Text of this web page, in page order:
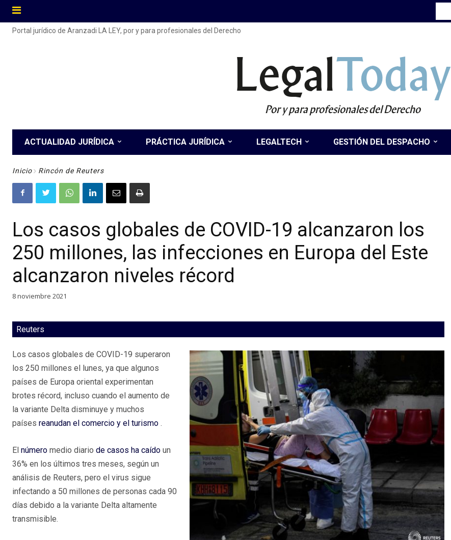
Portal jurídico de Aranzadi LA LEY, por y para profesionales del Derecho
LegalToday
Por y para profesionales del Derecho
ACTUALIDAD JURÍDICA PRÁCTICA JURÍDICA LEGALTECH GESTIÓN DEL DESPACHO
Inicio Rincón de Reuters
Los casos globales de COVID-19 alcanzaron los
250 millones, las infecciones en Europa del Este
alcanzaron niveles récord
8 noviembre 2021
Reuters
Los casos globales de COVID-19 superaron
los 250 millones el lunes, ya que algunos
países de Europa oriental experimentan
brotes récord, incluso cuando el aumento de
la variante Delta disminuye y muchos
países reanudan el comercio y el turismo .
El número medio diario de casos ha caído un
36% en los últimos tres meses, según un
análisis de Reuters, pero el virus sigue
infectando a 50 millones de personas cada 90
días debido a la variante Delta altamente
transmisible.